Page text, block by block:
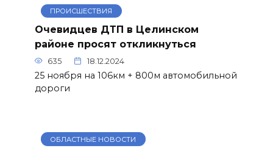
ПРОИСШЕСТВИЯ
Очевидцев ДТП в Целинском
районе просят откликнуться
635 18.12.2024
25 ноября на 106км + 800м автомобильной
дороги
ОБЛАСТНЫЕ НОВОСТИ